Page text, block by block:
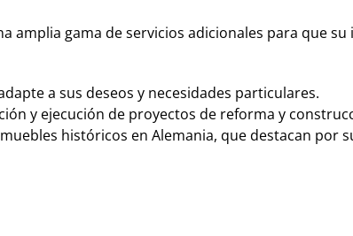
amplia gama de servicios adicionales para que
a sus deseos y necesidades particulares.
y ejecución de proyectos de reforma y
históricos en Alemania, que destacan por